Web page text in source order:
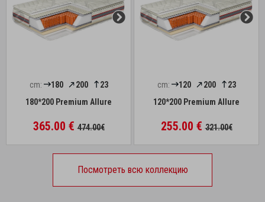
cm: 180 200
23
180*200 Premium Allure
365.00 €474.00€
cm: 120 200
23
120*200 Premium Allure
255.00 €321.00€
Посмотреть всю коллекцию